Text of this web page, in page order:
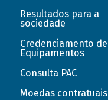
Resultados para a
sociedade
Credenciamento de
Equipamentos
Consulta PAC
Moedas contratuais